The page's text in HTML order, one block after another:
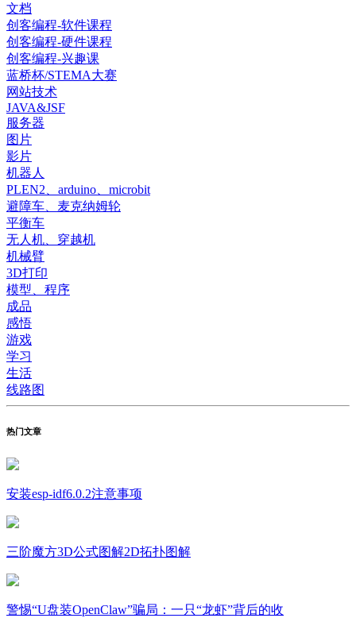
文档
创客编程-软件课程
创客编程-硬件课程
创客编程-兴趣课
蓝桥杯/STEMA大赛
网站技术
JAVA&JSF
服务器
图片
影片
机器人
PLEN2、arduino、microbit
避障车、麦克纳姆轮
平衡车
无人机、穿越机
机械臂
3D打印
模型、程序
成品
感悟
游戏
学习
生活
线路图
热门文章
安装esp-idf6.0.2注意事项
三阶魔方3D公式图解2D拓扑图解
警惕“U盘装OpenClaw”骗局：一只“龙虾”背后的收